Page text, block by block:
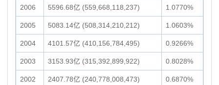
2006 5596.68亿 (559,668,118,237) 1.0770%
2005 5083.14亿 (508,314,210,212) 1.0603%
2004 4101.57亿 (410,156,784,495) 0.9266%
2003 3153.93亿 (315,392,899,922) 0.8028%
2002 2407.78亿 (240,778,008,473) 0.6870%